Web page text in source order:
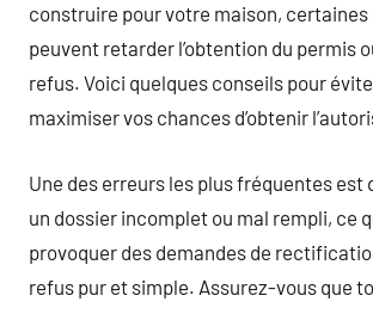
construire pour votre maison,
peuvent retarder l’obtention du permis
refus. Voici quelques conseils pour
maximiser vos chances d’obtenir
Une des erreurs les plus fréquentes est
un dossier incomplet ou mal rempli, ce
provoquer des demandes de
refus pur et simple. Assurez-vous que